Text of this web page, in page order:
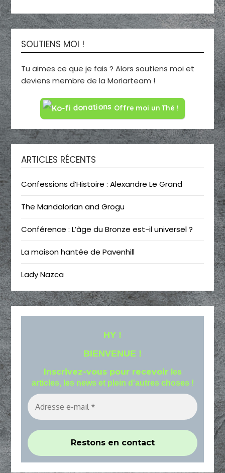
SOUTIENS MOI !
Tu aimes ce que je fais ? Alors soutiens moi et
deviens membre de la Moriarteam !
Offre moi un Thé !
ARTICLES RÉCENTS
Confessions d’Histoire : Alexandre Le Grand
The Mandalorian and Grogu
Conférence : L’âge du Bronze est-il universel ?
La maison hantée de Pavenhill
Lady Nazca
HY !
BIENVENUE !
Inscrivez-vous pour recevoir les
articles, les news et plein d'autres choses !